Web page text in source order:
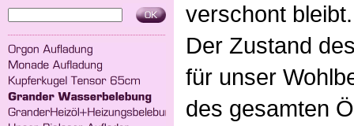
verschont bleibt.
Der Zustand
für unser
des gesamten